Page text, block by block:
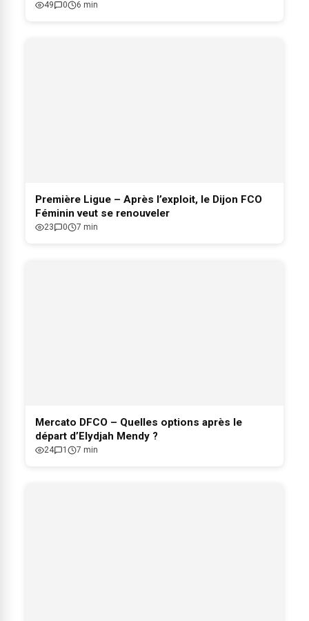
49 0 6 min
Première Ligue – Après l’exploit, le Dijon FCO
Féminin veut se renouveler
23 0 7 min
Mercato DFCO – Quelles options après le
départ d’Elydjah Mendy ?
24 1 7 min